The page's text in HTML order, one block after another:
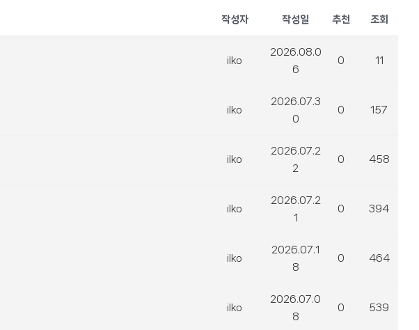
작성자 작성일 추천 조회
ilko
2026.08.0
6
0 11
ilko
2026.07.3
0
0 157
ilko
2026.07.2
2
0 458
ilko
2026.07.2
1
0 394
ilko
2026.07.1
8
0 464
ilko
2026.07.0
8
0 539